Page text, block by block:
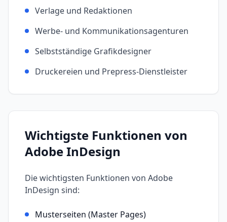
Verlage und Redaktionen
Werbe- und Kommunikationsagenturen
Selbstständige Grafikdesigner
Druckereien und Prepress-Dienstleister
Wichtigste Funktionen von
Adobe InDesign
Die wichtigsten Funktionen von Adobe
InDesign sind:
Musterseiten (Master Pages)